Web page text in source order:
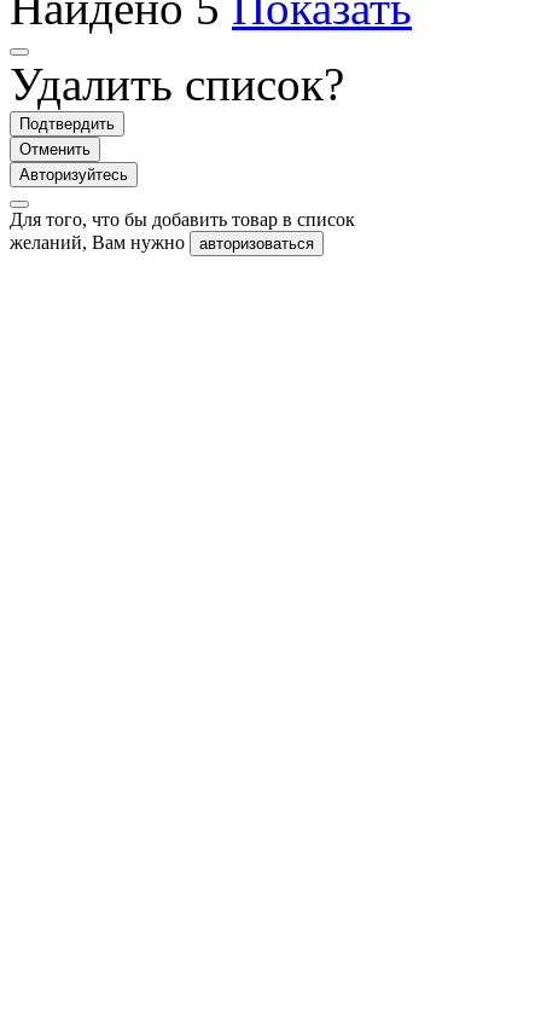
Удалить список?
Подтвердить
Отменить
Авторизуйтесь
Для того, что бы добавить товар в список
желаний, Вам нужно
авторизоваться